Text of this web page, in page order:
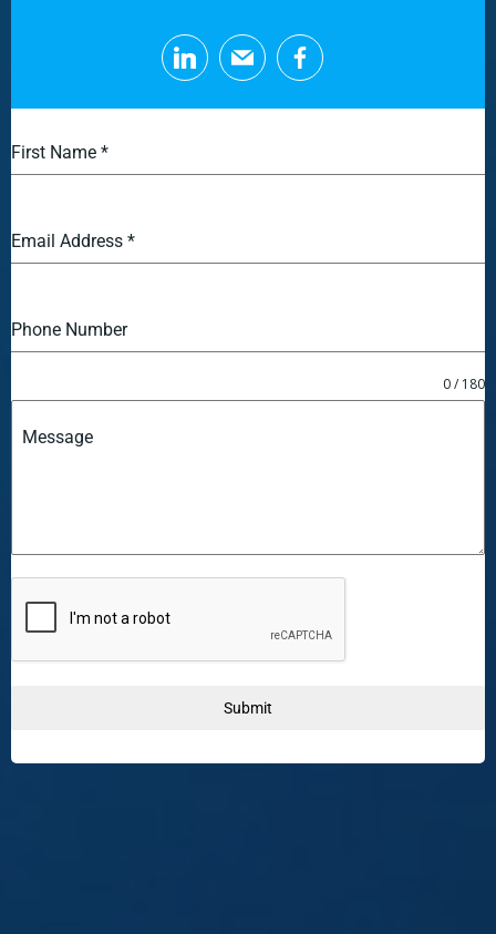
First Name *
Email Address *
Phone Number
Message
0 / 180
Submit